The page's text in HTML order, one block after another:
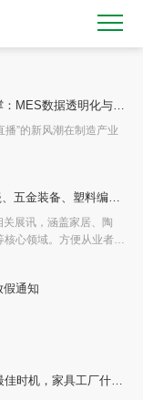
MES数据透明化与
向定制
”的新风潮在制造产业
五金装备、塑料编织
展讯，涵盖家居、陶
心领域。方便从业者了
假通知
时机，家具工厂什么